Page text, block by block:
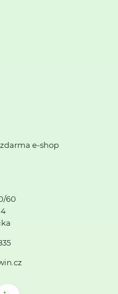
e-shop
60